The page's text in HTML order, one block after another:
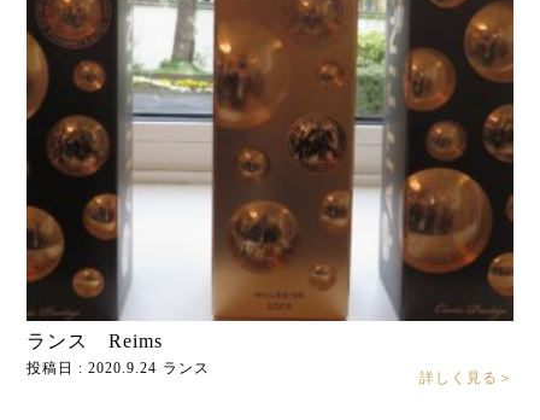
ランス Reims
投稿日 : 2020.9.24 ランス
詳しく見る＞